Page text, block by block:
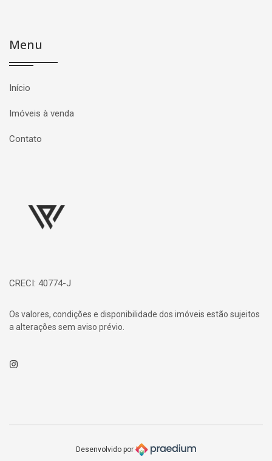
Menu
Início
Imóveis à venda
Contato
CRECI: 40774-J
Os valores, condições e disponibilidade dos imóveis estão sujeitos
a alterações sem aviso prévio.
Instagram
Desenvolvido por